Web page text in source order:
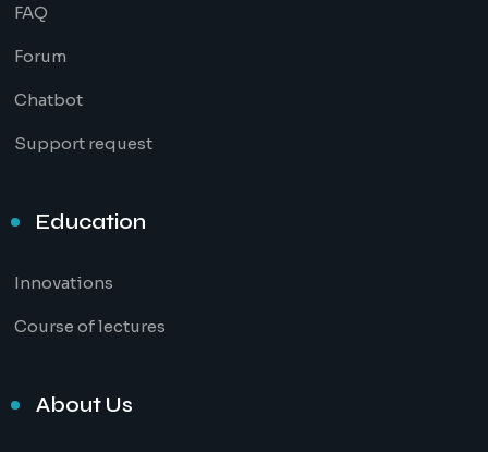
FAQ
Forum
Chatbot
Support request
Education
Innovations
Course of lectures
About Us